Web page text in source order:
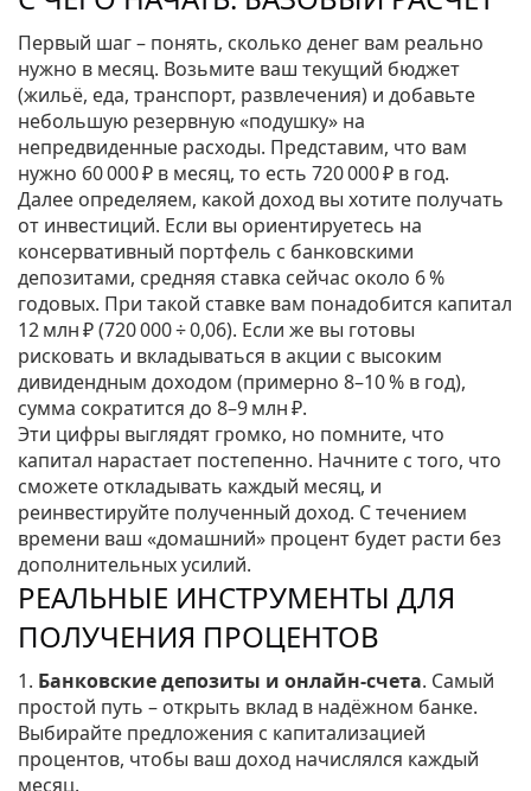
Первый шаг – понять, сколько денег вам реально
нужно в месяц. Возьмите ваш текущий бюджет
(жильё, еда, транспорт, развлечения) и добавьте
небольшую резервную «подушку» на
непредвиденные расходы. Представим, что вам
нужно 60 000 ₽ в месяц, то есть 720 000 ₽ в год.
Далее определяем, какой доход вы хотите получать
от инвестиций. Если вы ориентируетесь на
консервативный портфель с банковскими
депозитами, средняя ставка сейчас около 6 %
годовых. При такой ставке вам понадобится капитал
12 млн ₽ (720 000 ÷ 0,06). Если же вы готовы
рисковать и вкладываться в акции с высоким
дивидендным доходом (примерно 8–10 % в год),
сумма сократится до 8–9 млн ₽.
Эти цифры выглядят громко, но помните, что
капитал нарастает постепенно. Начните с того, что
сможете откладывать каждый месяц, и
реинвестируйте полученный доход. С течением
времени ваш «домашний» процент будет расти без
дополнительных усилий.
РЕАЛЬНЫЕ ИНСТРУМЕНТЫ ДЛЯ
ПОЛУЧЕНИЯ ПРОЦЕНТОВ
1. Банковские депозиты и онлайн‑счета. Самый
простой путь – открыть вклад в надёжном банке.
Выбирайте предложения с капитализацией
процентов, чтобы ваш доход начислялся каждый
месяц.